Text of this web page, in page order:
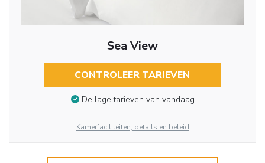
Sea View
CONTROLEER TARIEVEN
De lage tarieven van vandaag
Kamerfaciliteiten, details en beleid